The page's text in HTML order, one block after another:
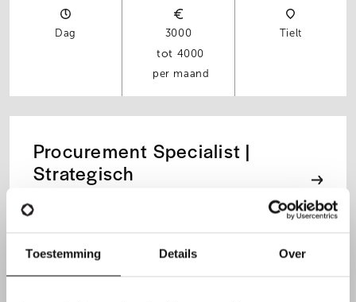
Toestemming Details Over
Dag
3000
4000
per maand
Tielt
Procurement Specialist |
Strategisch
Dag
3500
Harelbeke